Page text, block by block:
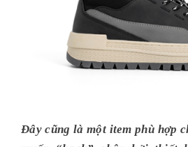
Đây cũng là một item phù hợp